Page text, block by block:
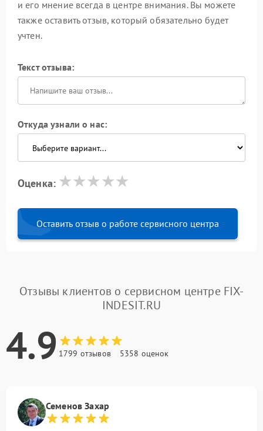
и его мнение всегда в центре внимания. Вы можете
также оставить отзыв, который обязательно будет
учтен.
Текст отзыва:
Откуда узнали о нас:
Оценка:
Оставить отзыв о работе сервисного центра
Отзывы клиентов о сервисном центре FIX-
INDESIT.RU
4.9 1799 отзывов 5358 оценок
Семенов Захар